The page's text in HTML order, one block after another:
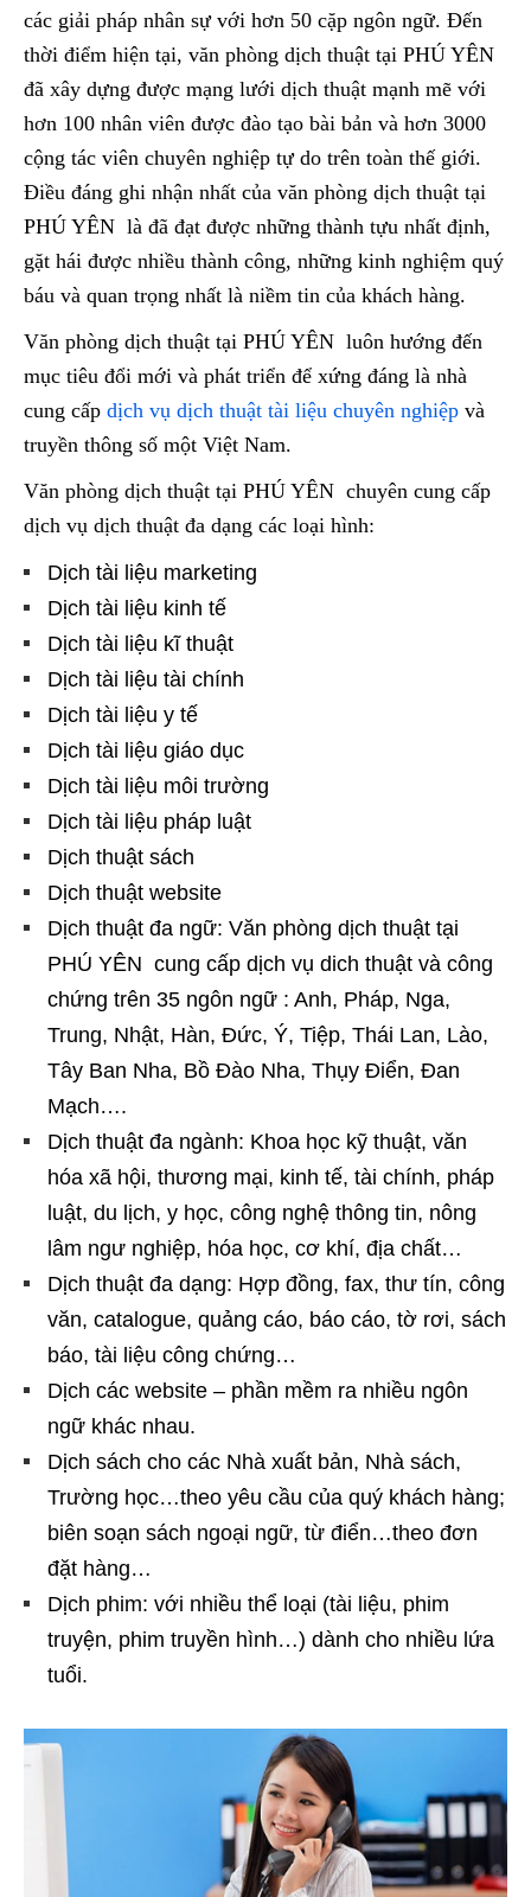
các giải pháp nhân sự với hơn 50 cặp ngôn ngữ. Đến
thời điểm hiện tại, văn phòng dịch thuật tại PHÚ YÊN
đã xây dựng được mạng lưới dịch thuật mạnh mẽ với
hơn 100 nhân viên được đào tạo bài bản và hơn 3000
cộng tác viên chuyên nghiệp tự do trên toàn thế giới.
Điều đáng ghi nhận nhất của văn phòng dịch thuật tại
PHÚ YÊN là đã đạt được những thành tựu nhất định,
gặt hái được nhiều thành công, những kinh nghiệm quý
báu và quan trọng nhất là niềm tin của khách hàng.
Văn phòng dịch thuật tại PHÚ YÊN luôn hướng đến
mục tiêu đổi mới và phát triển để xứng đáng là nhà
cung cấp dịch vụ dịch thuật tài liệu chuyên nghiệp và
truyền thông số một Việt Nam.
Văn phòng dịch thuật tại PHÚ YÊN chuyên cung cấp
dịch vụ dịch thuật đa dạng các loại hình:
Dịch tài liệu marketing
Dịch tài liệu kinh tế
Dịch tài liệu kĩ thuật
Dịch tài liệu tài chính
Dịch tài liệu y tế
Dịch tài liệu giáo dục
Dịch tài liệu môi trường
Dịch tài liệu pháp luật
Dịch thuật sách
Dịch thuật website
Dịch thuật đa ngữ: Văn phòng dịch thuật tại
PHÚ YÊN cung cấp dịch vụ dich thuật và công
chứng trên 35 ngôn ngữ : Anh, Pháp, Nga,
Trung, Nhật, Hàn, Đức, Ý, Tiệp, Thái Lan, Lào,
Tây Ban Nha, Bồ Đào Nha, Thụy Điển, Đan
Mạch….
Dịch thuật đa ngành: Khoa học kỹ thuật, văn
hóa xã hội, thương mại, kinh tế, tài chính, pháp
luật, du lịch, y học, công nghệ thông tin, nông
lâm ngư nghiệp, hóa học, cơ khí, địa chất…
Dịch thuật đa dạng: Hợp đồng, fax, thư tín, công
văn, catalogue, quảng cáo, báo cáo, tờ rơi, sách
báo, tài liệu công chứng…
Dịch các website – phần mềm ra nhiều ngôn
ngữ khác nhau.
Dịch sách cho các Nhà xuất bản, Nhà sách,
Trường học…theo yêu cầu của quý khách hàng;
biên soạn sách ngoại ngữ, từ điển…theo đơn
đặt hàng…
Dịch phim: với nhiều thể loại (tài liệu, phim
truyện, phim truyền hình…) dành cho nhiều lứa
tuổi.